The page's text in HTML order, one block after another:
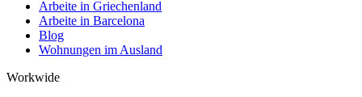
Arbeite in Griechenland
Arbeite in Barcelona
Blog
Wohnungen im Ausland
Workwide